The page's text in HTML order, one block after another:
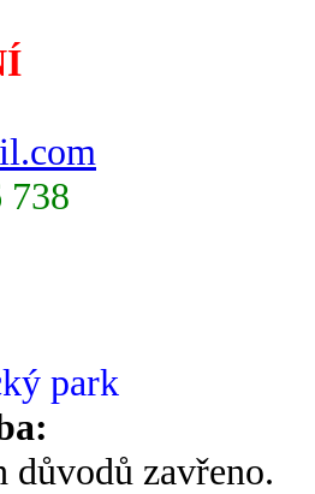
738
park
důvodů zavřeno.